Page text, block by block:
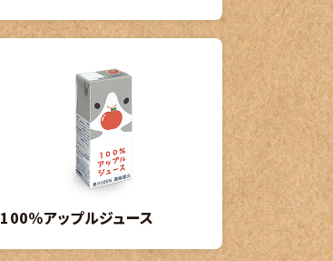
100％アップルジュース